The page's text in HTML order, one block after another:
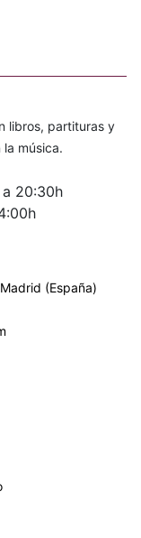
libros, partituras y
música.
a 20:30h
(España)